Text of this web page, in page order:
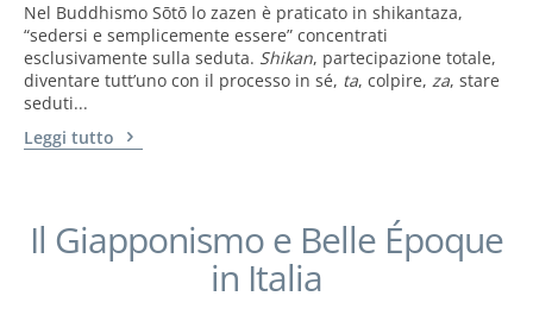
Nel Buddhismo Sōtō lo zazen è praticato in shikantaza,
“sedersi e semplicemente essere” concentrati
esclusivamente sulla seduta. Shikan, partecipazione totale,
diventare tutt’uno con il processo in sé, ta, colpire, za, stare
seduti...
Leggi tutto
Il Giapponismo e Belle Époque
in Italia